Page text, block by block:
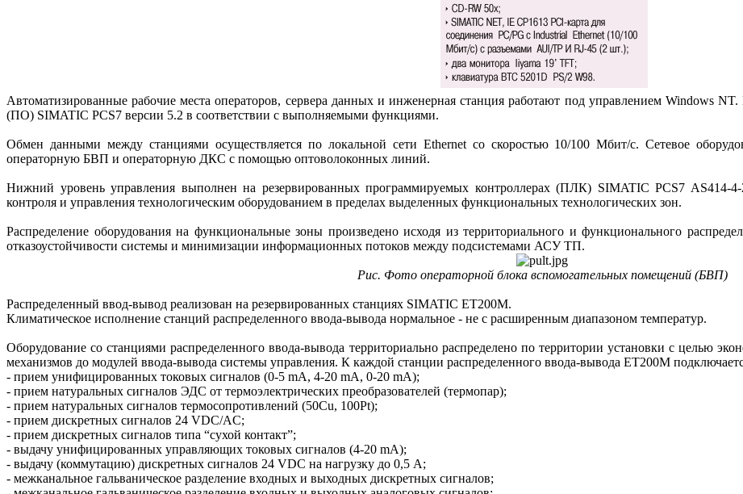
Автоматизированные рабочие места операторов, сервера данных и инженерная станция работают под управлением Windows
(ПО) SIMATIC PCS7 версии 5.2 в соответствии с выполняемыми функциями.
Обмен данными между станциями осуществляется по локальной сети Ethernet со скоростью 10/100 Мбит/с. Сетевое
операторную БВП и операторную ДКС с помощью оптоволоконных линий.
Нижний уровень управления выполнен на резервированных программируемых контроллерах (ПЛК) SIMATIC PCS7 AS414-
контроля и управления технологическим оборудованием в пределах выделенных функциональных технологических зон.
Распределение оборудования на функциональные зоны произведено исходя из территориального и функционального
отказоустойчивости системы и минимизации информационных потоков между подсистемами АСУ ТП.
Рис. Фото операторной блока вспомогательных помещений (БВП)
Распределенный ввод-вывод реализован на резервированных станциях SIMATIC ET200M.
Климатическое исполнение станций распределенного ввода-вывода нормальное - не с расширенным диапазоном температур.
Оборудование со станциями распределенного ввода-вывода территориально распределено по территории установки с целью
механизмов до модулей ввода-вывода системы управления. К каждой станции распределенного ввода-вывода ET200M
- прием унифицированных токовых сигналов (0-5 mA, 4-20 mA, 0-20 mA);
- прием натуральных сигналов ЭДС от термоэлектрических преобразователей (термопар);
- прием натуральных сигналов термосопротивлений (50Cu, 100Pt);
- прием дискретных сигналов 24 VDC/AC;
- прием дискретных сигналов типа “сухой контакт”;
- выдачу унифицированных управляющих токовых сигналов (4-20 mA);
- выдачу (коммутацию) дискретных сигналов 24 VDC на нагрузку до 0,5 A;
- межканальное гальваническое разделение входных и выходных дискретных сигналов;